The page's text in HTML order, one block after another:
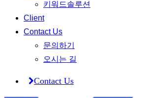
키워드솔루션
Client
Contact Us
문의하기
오시는 길
Contact Us